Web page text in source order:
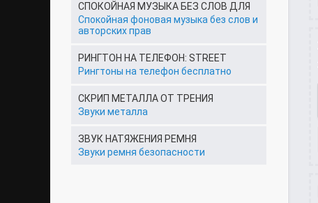
СПОКОЙНАЯ МУЗЫКА БЕЗ СЛОВ ДЛЯ
Спокойная фоновая музыка без слов и
авторских прав
РИНГТОН НА ТЕЛЕФОН: STREET
Рингтоны на телефон бесплатно
СКРИП МЕТАЛЛА ОТ ТРЕНИЯ
Звуки металла
ЗВУК НАТЯЖЕНИЯ РЕМНЯ
Звуки ремня безопасности